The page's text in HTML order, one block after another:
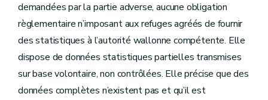
demandées par la partie adverse, aucune obligation
règlementaire n’imposant aux refuges agréés de fournir
des statistiques à l’autorité wallonne compétente. Elle
dispose de données statistiques partielles transmises
sur base volontaire, non contrôlées. Elle précise que des
données complètes n’existent pas et qu’il est